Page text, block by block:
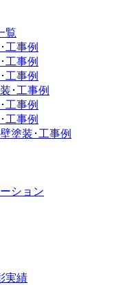
覧
工事例
工事例
工事例
･工事例
工事例
工事例
塗装･工事例
ション
実績